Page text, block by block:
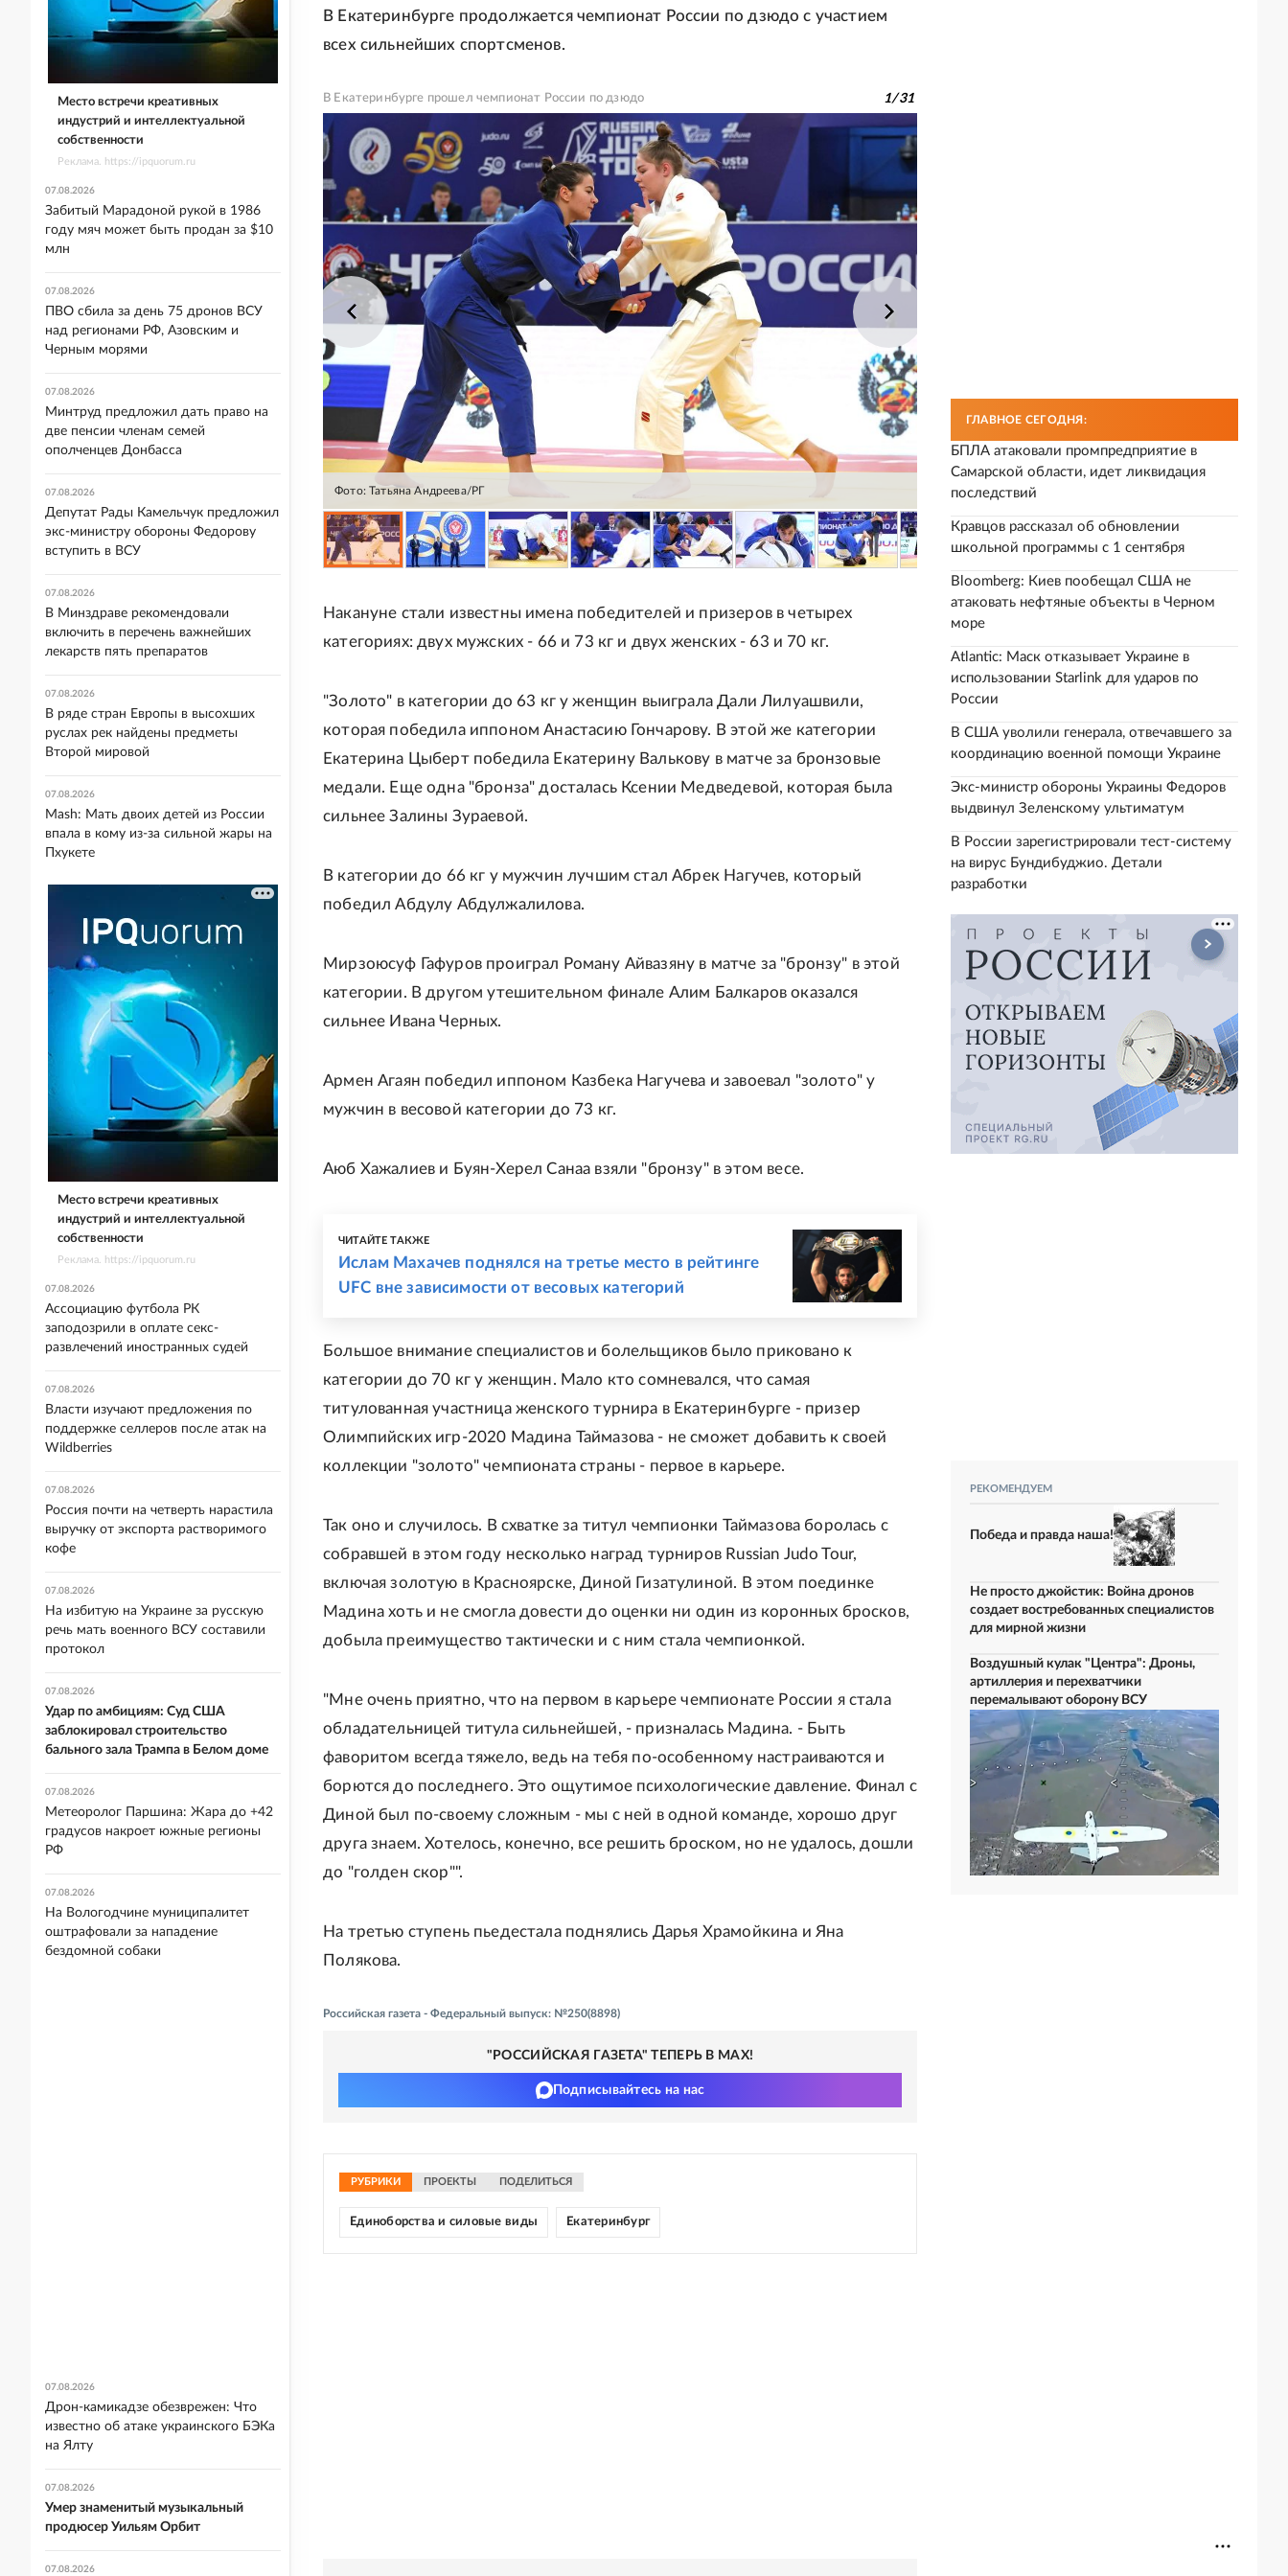
В Екатеринбурге продолжается чемпионат России по дзюдо с участием
всех сильнейших спортсменов.
В Екатеринбурге прошел чемпионат России по дзюдо 1/31
Фото: Татьяна Андреева/РГ
Накануне стали известны имена победителей и призеров в четырех
категориях: двух мужских - 66 и 73 кг и двух женских - 63 и 70 кг.
"Золото" в категории до 63 кг у женщин выиграла Дали Лилуашвили,
которая победила иппоном Анастасию Гончарову. В этой же категории
Екатерина Цыберт победила Екатерину Валькову в матче за бронзовые
медали. Еще одна "бронза" досталась Ксении Медведевой, которая была
сильнее Залины Зураевой.
В категории до 66 кг у мужчин лучшим стал Абрек Нагучев, который
победил Абдулу Абдулжалилова.
Мирзоюсуф Гафуров проиграл Роману Айвазяну в матче за "бронзу" в этой
категории. В другом утешительном финале Алим Балкаров оказался
сильнее Ивана Черных.
Армен Агаян победил иппоном Казбека Нагучева и завоевал "золото" у
мужчин в весовой категории до 73 кг.
Аюб Хажалиев и Буян-Херел Санаа взяли "бронзу" в этом весе.
ЧИТАЙТЕ ТАКЖЕ
Ислам Махачев поднялся на третье место в рейтинге
UFC вне зависимости от весовых категорий
Большое внимание специалистов и болельщиков было приковано к
категории до 70 кг у женщин. Мало кто сомневался, что самая
титулованная участница женского турнира в Екатеринбурге - призер
Олимпийских игр-2020 Мадина Таймазова - не сможет добавить к своей
коллекции "золото" чемпионата страны - первое в карьере.
Так оно и случилось. В схватке за титул чемпионки Таймазова боролась с
собравшей в этом году несколько наград турниров Russian Judo Tour,
включая золотую в Красноярске, Диной Гизатулиной. В этом поединке
Мадина хоть и не смогла довести до оценки ни один из коронных бросков,
добыла преимущество тактически и с ним стала чемпионкой.
"Мне очень приятно, что на первом в карьере чемпионате России я стала
обладательницей титула сильнейшей, - призналась Мадина. - Быть
фаворитом всегда тяжело, ведь на тебя по-особенному настраиваются и
борются до последнего. Это ощутимое психологические давление. Финал с
Диной был по-своему сложным - мы с ней в одной команде, хорошо друг
друга знаем. Хотелось, конечно, все решить броском, но не удалось, дошли
до "голден скор"".
На третью ступень пьедестала поднялись Дарья Храмойкина и Яна
Полякова.
Российская газета - Федеральный выпуск: №250(8898)
"РОССИЙСКАЯ ГАЗЕТА" ТЕПЕРЬ В MAX!
Подписывайтесь на нас
РУБРИКИ ПРОЕКТЫ ПОДЕЛИТЬСЯ
Единоборства и силовые виды Екатеринбург
ГЛАВНОЕ СЕГОДНЯ:
БПЛА атаковали промпредприятие в
Самарской области, идет ликвидация
последствий
Кравцов рассказал об обновлении
школьной программы с 1 сентября
Bloomberg: Киев пообещал США не
атаковать нефтяные объекты в Черном
море
Atlantic: Маск отказывает Украине в
использовании Starlink для ударов по
России
В США уволили генерала, отвечавшего за
координацию военной помощи Украине
Экс-министр обороны Украины Федоров
выдвинул Зеленскому ультиматум
В России зарегистрировали тест-систему
на вирус Бундибуджио. Детали
разработки
РЕКОМЕНДУЕМ
Победа и правда наша!
Не просто джойстик: Война дронов
создает востребованных специалистов
для мирной жизни
Воздушный кулак "Центра": Дроны,
артиллерия и перехватчики
перемалывают оборону ВСУ
Место встречи креативных
индустрий и интеллектуальной
собственности
Реклама. https://ipquorum.ru
07.08.2026
Забитый Марадоной рукой в 1986
году мяч может быть продан за $10
млн
07.08.2026
ПВО сбила за день 75 дронов ВСУ
над регионами РФ, Азовским и
Черным морями
07.08.2026
Минтруд предложил дать право на
две пенсии членам семей
ополченцев Донбасса
07.08.2026
Депутат Рады Камельчук предложил
экс-министру обороны Федорову
вступить в ВСУ
07.08.2026
В Минздраве рекомендовали
включить в перечень важнейших
лекарств пять препаратов
07.08.2026
В ряде стран Европы в высохших
руслах рек найдены предметы
Второй мировой
07.08.2026
Mash: Мать двоих детей из России
впала в кому из-за сильной жары на
Пхукете
Место встречи креативных
индустрий и интеллектуальной
собственности
Реклама. https://ipquorum.ru
07.08.2026
Ассоциацию футбола РК
заподозрили в оплате секс-
развлечений иностранных судей
07.08.2026
Власти изучают предложения по
поддержке селлеров после атак на
Wildberries
07.08.2026
Россия почти на четверть нарастила
выручку от экспорта растворимого
кофе
07.08.2026
На избитую на Украине за русскую
речь мать военного ВСУ составили
протокол
07.08.2026
Удар по амбициям: Суд США
заблокировал строительство
бального зала Трампа в Белом доме
07.08.2026
Метеоролог Паршина: Жара до +42
градусов накроет южные регионы
РФ
07.08.2026
На Вологодчине муниципалитет
оштрафовали за нападение
бездомной собаки
07.08.2026
Дрон-камикадзе обезврежен: Что
известно об атаке украинского БЭКа
на Ялту
07.08.2026
Умер знаменитый музыкальный
продюсер Уильям Орбит
07.08.2026